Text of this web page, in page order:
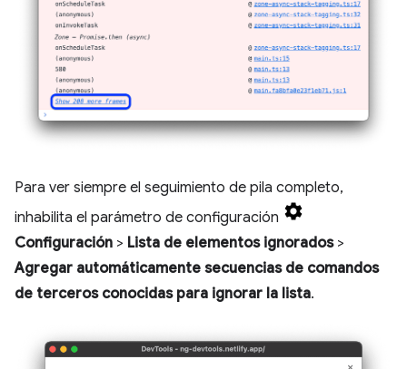
Para ver siempre el seguimiento de pila completo,
inhabilita el parámetro de configuración
Configuración > Lista de elementos ignorados>
Agregar automáticamente secuencias de comandos
de terceros conocidas para ignorar la lista.